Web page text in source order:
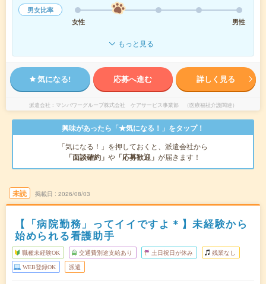
男女比率
女性
男性
もっと見る
気になる! 応募へ進む 詳しく見る
派遣会社 マンパワーグループ株式会社 ケアサービス事業部 （医療福祉介護関連）
興味があったら「★気になる！」をタップ！
「気になる！」を押しておくと、派遣会社から
「面談確約」 や 「応募歓迎」 が届きます！
未読 掲載日 2026/08/03
【「病院勤務」ってイイですよ＊】未経験から
始められる看護助手
職種未経験OK 交通費別途支給あり 土日祝日が休み 残業なし
WEB登録OK 派遣